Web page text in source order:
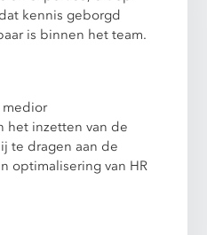
kennis geborgd
is binnen het team.
het inzetten van de
te dragen aan de
optimalisering van HR